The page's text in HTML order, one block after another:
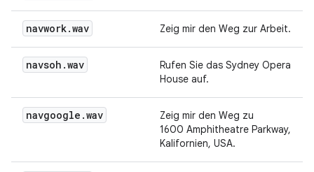
navwork.wav Zeig mir den Weg zur Arbeit.
navsoh .wav
Rufen Sie das Sydney Opera
House auf.
navgoogle .wav
Zeig mir den Weg zu
1600 Amphitheatre Parkway,
Kalifornien, USA.